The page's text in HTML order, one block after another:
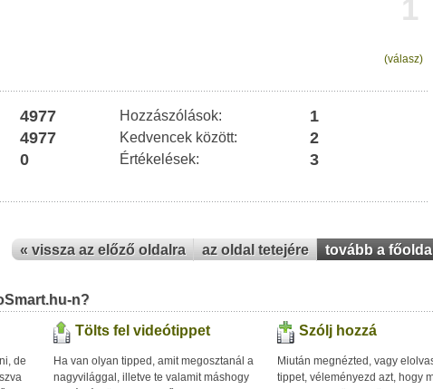
1
(válasz)
4977 Hozzászólások: 1
4977 Kedvencek között: 2
0 Értékelések: 3
« vissza az előző oldalra az oldal tetejére tovább a
n?
de
Tölts fel videótippet
Ha van olyan tipped, amit megosztanál a
nagyvilággal, illetve te valamit máshogy
Szólj hozzá
Miután megnézted, vagy
tippet, véleményezd azt, hogy